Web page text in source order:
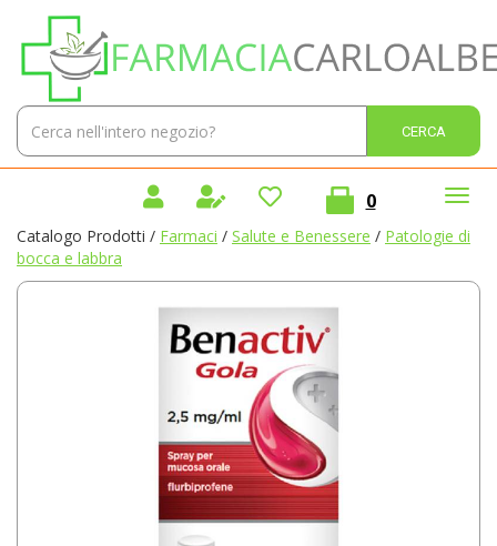
contenuto
principale
Farmacia
Carlo
Alberto
Cerca
Prodotto
0prodotti
Catalogo Prodotti / Farmaci / Salute e Benessere / Patologie di
bocca e labbra